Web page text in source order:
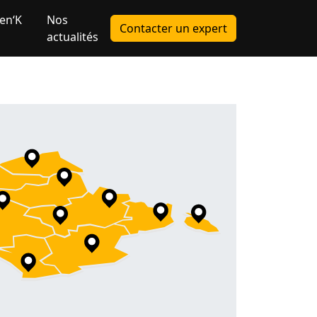
Nos
actualités
Contacter un expert